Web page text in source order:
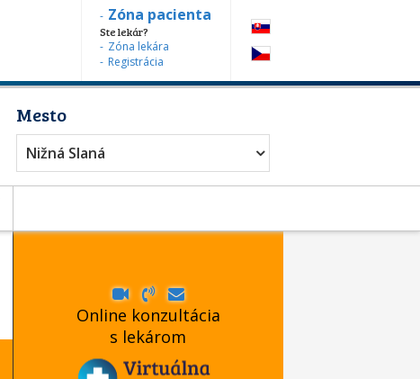
Zóna pacienta
Ste lekár?
Zóna lekára
Registrácia
Mesto
Nižná Slaná
Online konzultácia
s lekárom